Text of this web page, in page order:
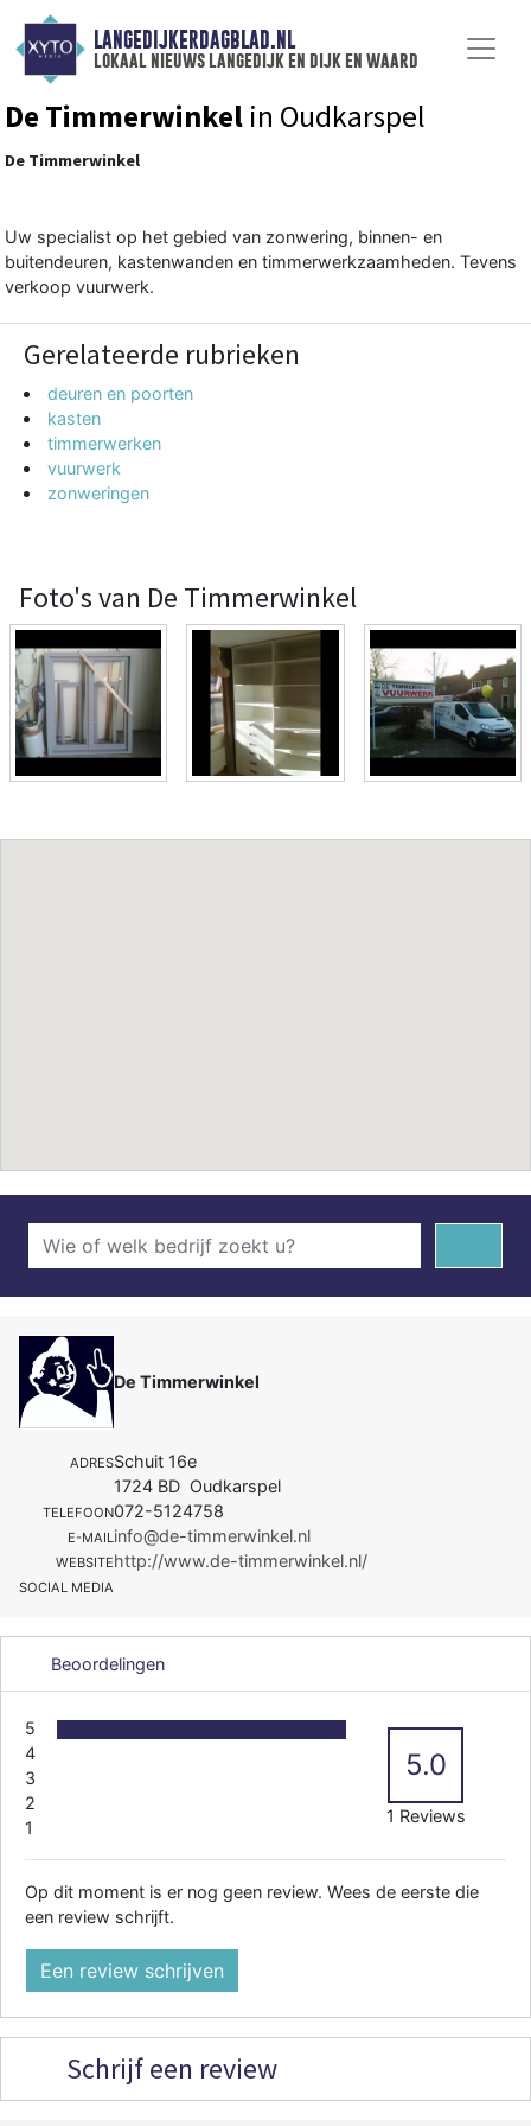
LANGEDIJKERDAGBLAD.NL
lokaal nieuws langedijk en dijk en waard
De Timmerwinkel in Oudkarspel
De Timmerwinkel
Uw specialist op het gebied van zonwering, binnen- en
buitendeuren, kastenwanden en timmerwerkzaamheden. Tevens
verkoop vuurwerk.
Gerelateerde rubrieken
deuren en poorten
kasten
timmerwerken
vuurwerk
zonweringen
Foto's van De Timmerwinkel
De Timmerwinkel
ADRESSchuit 16e
1724 BD Oudkarspel
TELEFOON072-5124758
E-MAILinfo@de-timmerwinkel.nl
WEBSITEhttp://www.de-timmerwinkel.nl/
SOCIAL MEDIA
Beoordelingen
5
4
3
2
1
5.0
1 Reviews
Op dit moment is er nog geen review. Wees de eerste die
een review schrijft.
Een review schrijven
Schrijf een review